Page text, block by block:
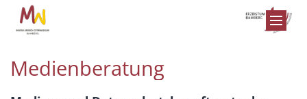
Zum Inhalt springen
Medienberatung